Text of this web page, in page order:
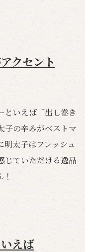
クセント
といえば「出し巻き
子の辛みがベストマ
明太子はフレッシュ
じていただける逸品
えば